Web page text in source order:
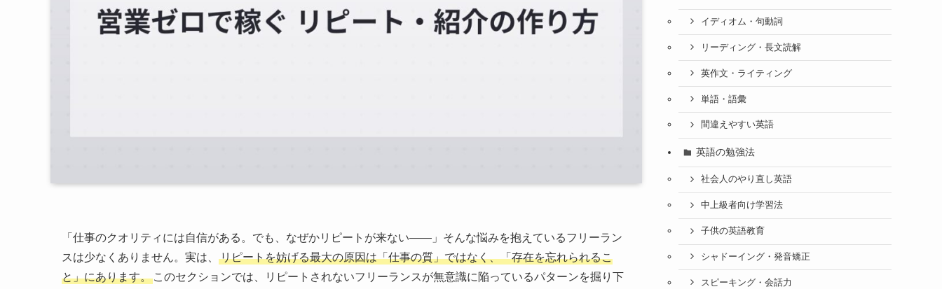
「仕事のクオリティには自信がある。でも、なぜかリピートが来ない——」そんな悩みを抱えているフリーラン
スは少なくありません。実は、
リピートを妨げる最大の原因は「仕事の質」ではなく、「存在を忘れられるこ
と」にあります。 このセクションでは、リピートされないフリーランスが無意識に陥っているパターンを掘り下
イディオム・句動詞
リーディング・長文読解
英作文・ライティング
単語・語彙
間違えやすい英語
英語の勉強法
社会人のやり直し英語
中上級者向け学習法
子供の英語教育
シャドーイング・発音矯正
スピーキング・会話力